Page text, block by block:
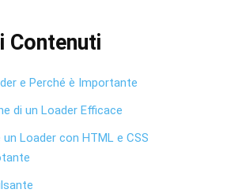
Contenuti
e Perché è Importante
di un Loader Efficace
Loader con HTML e CSS